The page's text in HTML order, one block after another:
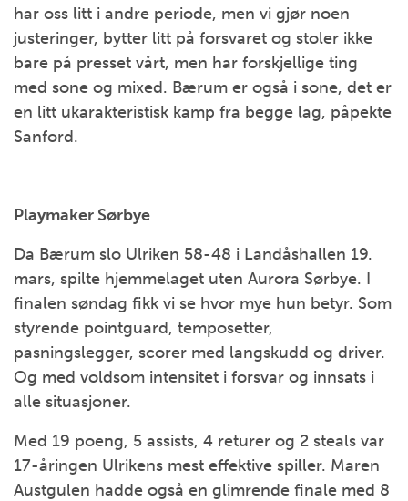
har oss litt i andre periode, men vi gjør noen
justeringer, bytter litt på forsvaret og stoler ikke
bare på presset vårt, men har forskjellige ting
med sone og mixed. Bærum er også i sone, det er
en litt ukarakteristisk kamp fra begge lag, påpekte
Sanford.
Playmaker Sørbye
Da Bærum slo Ulriken 58-48 i Landåshallen 19.
mars, spilte hjemmelaget uten Aurora Sørbye. I
finalen søndag fikk vi se hvor mye hun betyr. Som
styrende pointguard, temposetter,
pasningslegger, scorer med langskudd og driver.
Og med voldsom intensitet i forsvar og innsats i
alle situasjoner.
Med 19 poeng, 5 assists, 4 returer og 2 steals var
17-åringen Ulrikens mest effektive spiller. Maren
Austgulen hadde også en glimrende finale med 8